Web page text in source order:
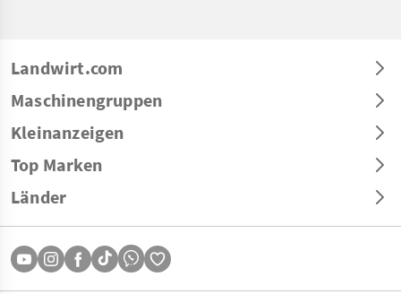
Landwirt.com
Maschinengruppen
Kleinanzeigen
Top Marken
Länder